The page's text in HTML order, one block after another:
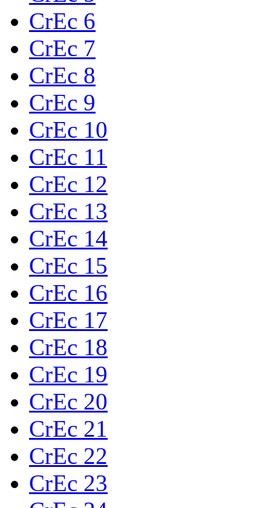
CrEc 6
CrEc 7
CrEc 8
CrEc 9
CrEc 10
CrEc 11
CrEc 12
CrEc 13
CrEc 14
CrEc 15
CrEc 16
CrEc 17
CrEc 18
CrEc 19
CrEc 20
CrEc 21
CrEc 22
CrEc 23